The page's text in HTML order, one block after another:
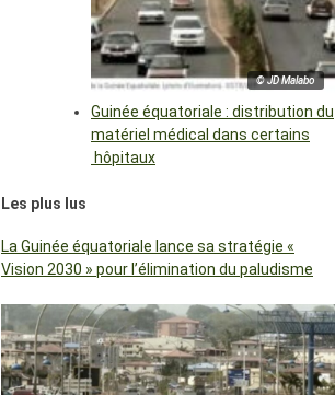
© JD Malabo
Guinée équatoriale : distribution du
matériel médical dans certains
hôpitaux
Les plus lus
La Guinée équatoriale lance sa stratégie «
Vision 2030 » pour l’élimination du paludisme